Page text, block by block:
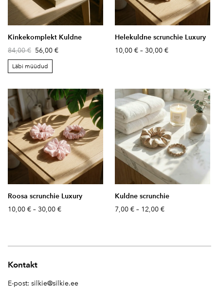
Kinkekomplekt Kuldne
84,00 € 56,00 €
Läbi müüdud
Helekuldne scrunchie Luxury
10,00 € – 30,00 €
Roosa scrunchie Luxury
10,00 € – 30,00 €
Kuldne scrunchie
7,00 € – 12,00 €
Kontakt
E-post: silkie@silkie.ee